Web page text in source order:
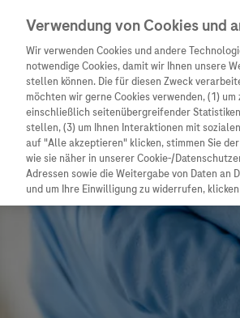
Unternehmen
Unternehmen
Wer wir sind
Was uns antreibt
Innovation
Innovation
Verwendung von Cookies und
Wir verwenden Cookies und andere
notwendige Cookies, damit wir Ihnen unsere
stellen können. Die für diesen Zweck
möchten wir gerne Cookies verwenden, (1)
einschließlich seitenübergreifender
stellen, (3) um Ihnen Interaktionen mit
auf "Alle akzeptieren" klicken, stimmen Sie
wie sie näher in unserer Cookie-/
Adressen sowie die Weitergabe von Daten
und um Ihre Einwilligung zu widerrufen,